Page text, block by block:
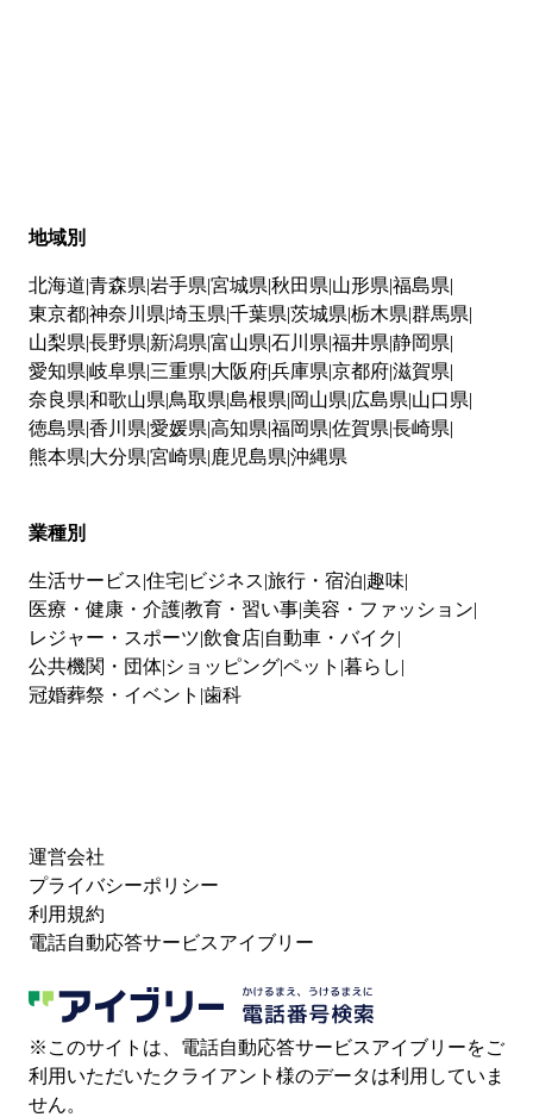
地域別
北海道 青森県 岩手県 宮城県 秋田県 山形県 福島県
東京都神奈川県 埼玉県 千葉県 茨城県 栃木県 群馬県
山梨県 長野県 新潟県 富山県 石川県 福井県 静岡県
愛知県 岐阜県 三重県 大阪府兵庫県 京都府滋賀県
奈良県 和歌山県 鳥取県 島根県 岡山県 広島県 山口県
徳島県 香川県 愛媛県 高知県 福岡県 佐賀県 長崎県
熊本県 大分県 宮崎県 鹿児島県 沖縄県
業種別
生活サービス 住宅 ビジネス 旅行・宿泊 趣味
医療・健康・介護教育・習い事 美容・ファッション
レジャー・スポーツ 飲食店 自動車・バイク
公共機関・団体 ショッピングペット 暮らし
冠婚葬祭・イベント 歯科
運営会社
プライバシーポリシー
利用規約
電話自動応答サービスアイブリー
※このサイトは、電話自動応答サービスアイブリーをご
利用いただいたクライアント様のデータは利用していま
せん。